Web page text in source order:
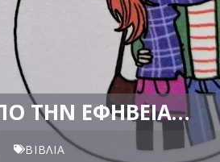
ΤΗΝ ΕΦΗΒΕΊΑ…
ΒΙΒΛΊΑ